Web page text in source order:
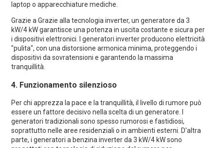
laptop o apparecchiature mediche.
Grazie aGrazie alla tecnologia inverter, un generatore da 3
kW/4 kW garantisce una potenza in uscita costante e sicura per
i dispositivi elettronici. I generatori inverter producono elettricità
"pulita", con una distorsione armonica minima, proteggendo i
dispositivi da sovratensioni e garantendo la massima
tranquillità.
4. Funzionamento silenzioso
Per chi apprezza la pace e la tranquillità, il livello di rumore può
essere un fattore decisivo nella scelta di un generatore. I
generatori tradizionali sono spesso rumorosi e fastidiosi,
soprattutto nelle aree residenziali o in ambienti esterni. D'altra
parte, i generatori a benzina inverter da 3 kW/4 kW sono